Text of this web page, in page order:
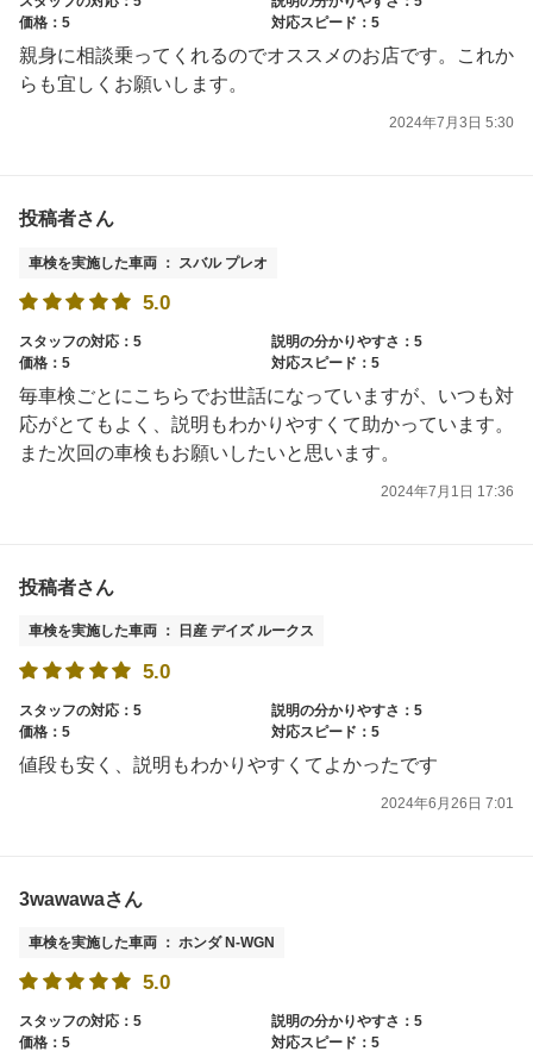
価格：5
対応スピード：5
親身に相談乗ってくれるのでオススメのお店です。これか
らも宜しくお願いします。
2024年7月3日 5:30
投稿者さん
車検を実施した車両 ： スバル プレオ
5.0
スタッフの対応：5
説明の分かりやすさ：5
価格：5
対応スピード：5
毎車検ごとにこちらでお世話になっていますが、いつも対
応がとてもよく、説明もわかりやすくて助かっています。
また次回の車検もお願いしたいと思います。
2024年7月1日 17:36
投稿者さん
車検を実施した車両 ： 日産 デイズ ルークス
5.0
スタッフの対応：5
説明の分かりやすさ：5
価格：5
対応スピード：5
値段も安く、説明もわかりやすくてよかったです
2024年6月26日 7:01
3wawawaさん
車検を実施した車両 ： ホンダ N-WGN
5.0
スタッフの対応：5
説明の分かりやすさ：5
価格：5
対応スピード：5